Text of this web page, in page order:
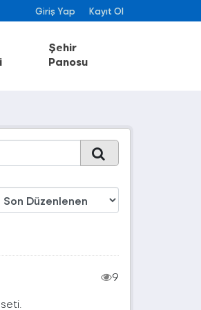
Giriş Yap Kayıt Ol
Şehir
Panosu
9